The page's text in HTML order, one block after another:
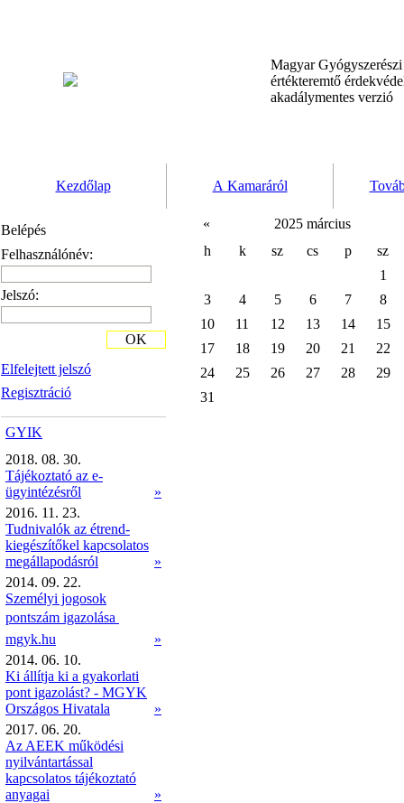
Magyar
értékteremtő
akadálymentes verzió
Kezdőlap A Kamaráról
Belépés
Felhasználónév:
Jelszó:
Elfelejtett jelszó
Regisztráció
OK
GYIK
2018. 08. 30.
Tájékoztató az e-
ügyintézésről
»
2016. 11. 23.
Tudnivalók az étrend-
kiegészítőkel kapcsolatos
megállapodásról
»
2014. 09. 22.
Személyi jogosok
pontszám igazolása 
mgyk.hu
»
2014. 06. 10.
Ki állítja ki a gyakorlati
pont igazolást? - MGYK
Országos Hivatala
»
2017. 06. 20.
Az AEEK működési
nyilvántartással
kapcsolatos tájékoztató
anyagai
»
«
2025 március
h
k sz cs p
sz
1
3
4 5 6 7
8
10
11 12 13 14
15
17
18 19 20 21
22
24
25 26 27 28
29
31